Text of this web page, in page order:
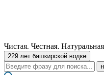
Чистая. Честная.
229 лет башкирской водке
Поиск: